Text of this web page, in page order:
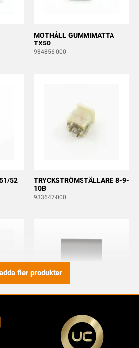
MOTHÅLL GUMMIMATTA
TX50
934856-000
52 TRYCKSTRÖMSTÄLLARE 8-9-
10B
933647-000
BÄLTESFÄSTE KIT CLIPON
TX50-54
934158-000
fler produkter